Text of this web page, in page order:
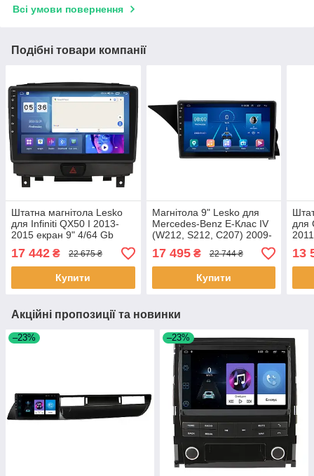
Всі умови повернення
Подібні товари компанії
Штатна магнітола Lesko
для Infiniti QX50 I 2013-
2015 екран 9" 4/64 Gb
Prime шт.
17 442 ₴ 22 675 ₴
Купити
Магнітола 9" Lesko для
Mercedes-Benz E-Клас IV
(W212, S212, C207) 2009-
GPS Top 3шт
17 495₴ 22 744 ₴
Купити
для
13
Акційні пропозиції та новинки
–23% –23%